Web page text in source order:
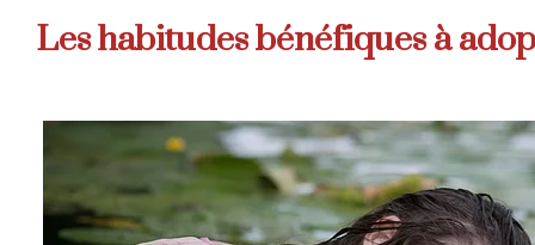
Les habitudes bénéfiques à